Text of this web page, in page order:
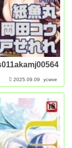
2025.09.09 ycwve